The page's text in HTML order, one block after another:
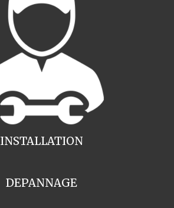
INSTALLATION
DEPANNAGE